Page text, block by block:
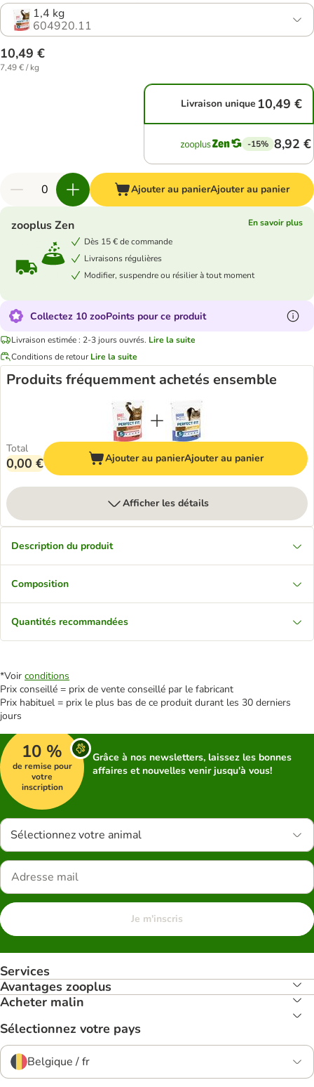
1,4 kg
604920.11
10,49 €
7,49 € / kg
Livraison unique 10,49 €
-15% 8,92 €
Ajouter au panierAjouter au panier
zooplus Zen
En savoir plus
Dès 15 € de commande
Livraisons régulières
Modifier, suspendre ou résilier à tout moment
Collectez 10 zooPoints pour ce produit
Livraison estimée : 2-3 jours ouvrés. Lire la suite
Conditions de retour Lire la suite
Produits fréquemment achetés ensemble
Total
0,00 € Ajouter au panierAjouter au panier
Afficher les détails
Description du produit
Composition
Quantités recommandées
*Voir conditions
Prix conseillé = prix de vente conseillé par le fabricant
Prix habituel = prix le plus bas de ce produit durant les 30 derniers
jours
10 %
de remise pour
votre
inscription
Grâce à nos newsletters, laissez les bonnes
affaires et nouvelles venir jusqu'à vous!
Sélectionnez votre animal
Je m'inscris
Services
Avantages zooplus
Acheter malin
Sélectionnez votre pays
Belgique / fr